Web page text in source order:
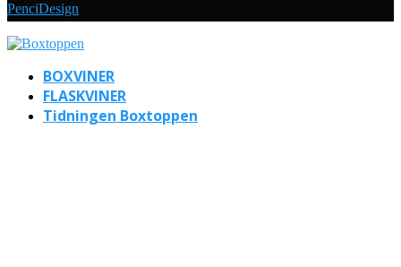
PenciDesign
BOXVINER
FLASKVINER
Tidningen Boxtoppen